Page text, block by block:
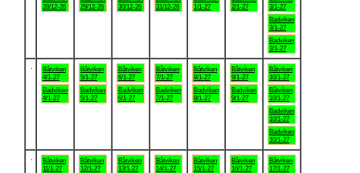
28/12-26
29/12-26
30/12-26
31/12-26
1/1-27
2/1-27
3/1-27
Badviken
3/1-27
Badviken
3/1-27
Båtviken
4/1-27
Badviken
4/1-27
Båtviken
5/1-27
Badviken
5/1-27
Båtviken
6/1-27
Badviken
6/1-27
Båtviken
7/1-27
Badviken
7/1-27
Båtviken
8/1-27
Badviken
8/1-27
Båtviken
9/1-27
Badviken
9/1-27
Båtviken
10/1-27
Båtviken
10/1-27
Badviken
10/1-27
Badviken
10/1-27
Båtviken
11/1-27
Båtviken
12/1-27
Båtviken
13/1-27
Båtviken
14/1-27
Båtviken
15/1-27
Båtviken
16/1-27
Båtviken
17/1-27